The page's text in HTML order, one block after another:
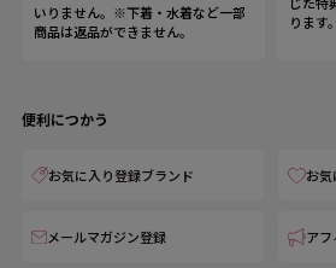
いりません。※下着・水着など一部
商品は返品ができません。
ります。
便利につかう
お気に入り登録ブランド お気
メールマガジン登録 アフ